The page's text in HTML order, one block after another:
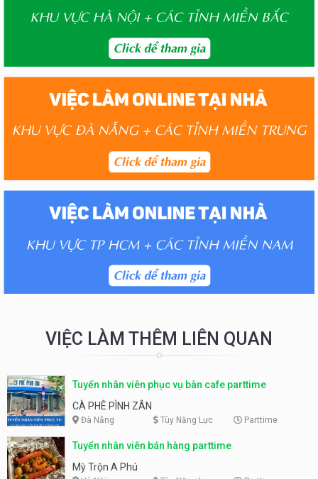
VIỆC LÀM THÊM LIÊN QUAN
Tuyển nhân viên phục vụ bàn cafe parttime
CÀ PHÊ PÌNH ZÂN
Đà Nẵng Tùy Năng Lực Parttime
Tuyển nhân viên bán hàng parttime
Mỳ Trộn A Phú